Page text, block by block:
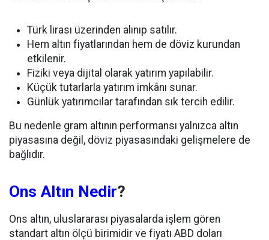
Türk lirası üzerinden alınıp satılır.
Hem altın fiyatlarından hem de döviz kurundan
etkilenir.
Fiziki veya dijital olarak yatırım yapılabilir.
Küçük tutarlarla yatırım imkânı sunar.
Günlük yatırımcılar tarafından sık tercih edilir.
Bu nedenle gram altının performansı yalnızca altın
piyasasına değil, döviz piyasasındaki gelişmelere de
bağlıdır.
Ons Altın Nedir?
Ons altın, uluslararası piyasalarda işlem gören
standart altın ölçü birimidir ve fiyatı ABD doları